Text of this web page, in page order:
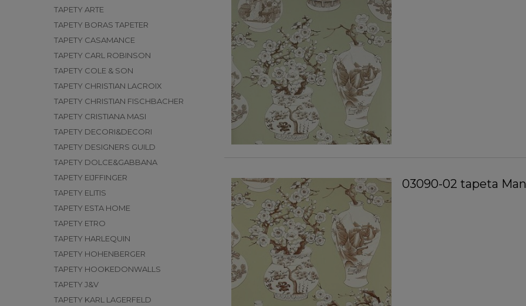
TAPETY ARTE
TAPETY BORAS TAPETER
TAPETY CASAMANCE
TAPETY CARL ROBINSON
TAPETY COLE & SON
TAPETY CHRISTIAN LACROIX
TAPETY CHRISTIAN FISCHBACHER
TAPETY CRISTIANA MASI
TAPETY DECORI&DECORI
TAPETY DESIGNERS GUILD
TAPETY DOLCE&GABBANA
TAPETY EIJFFINGER
TAPETY ELITIS
TAPETY ESTA HOME
TAPETY ETRO
TAPETY HARLEQUIN
TAPETY HOHENBERGER
TAPETY HOOKEDONWALLS
TAPETY J&V
TAPETY KARL LAGERFELD
03090-02 tapeta